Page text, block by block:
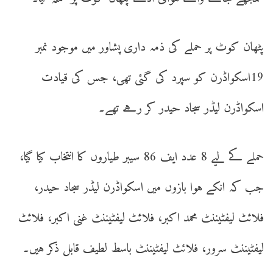
پٹھان کوٹ پر حملے کی ذمہ داری پشاور میں موجود نمبر
19اسکواڈرن کو سپرد کی گئی تھی، جس کی قیادت
اسکواڈرن لیڈر سجاد حیدر کر رہے تھے۔
حملے کے لیے 8 عدد ایف 86 سیبر طیاروں کا انتخاب کیا گیا،
جب کہ انکے ہوا بازوں میں اسکواڈرن لیڈر سجاد حیدر،
فلائٹ لیفٹیننٹ محمد اکبر، فلائٹ لیفٹیننٹ غنی اکبر، فلائٹ
لیفٹیننٹ سرور، فلائٹ لیفٹیننٹ باسط لطیف قابل ذکر ہیں۔